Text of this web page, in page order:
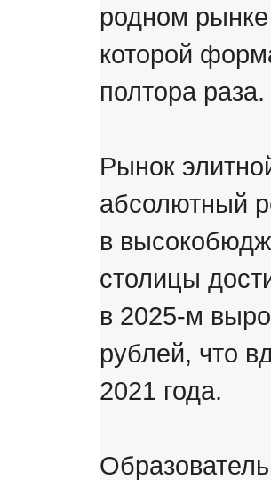
родном
которой
полтора раза.
Рынок
абсолютный
в
столицы
в 2025-м
рублей, что
2021 года.